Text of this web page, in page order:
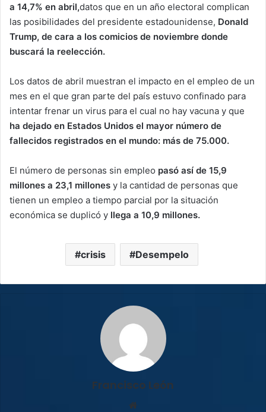
a 14,7% en abril,datos que en un año electoral complican
las posibilidades del presidente estadounidense, Donald
Trump, de cara a los comicios de noviembre donde
buscará la reelección.
Los datos de abril muestran el impacto en el empleo de un
mes en el que gran parte del país estuvo confinado para
intentar frenar un virus para el cual no hay vacuna y que
ha dejado en Estados Unidos el mayor número de
fallecidos registrados en el mundo: más de 75.000.
El número de personas sin empleo pasó así de 15,9
millones a 23,1 millones y la cantidad de personas que
tienen un empleo a tiempo parcial por la situación
económica se duplicó y llega a 10,9 millones.
crisis Desempelo
Francisco León